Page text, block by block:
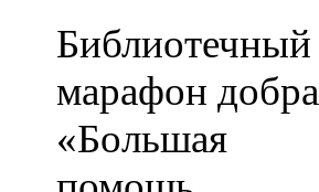
Библиотечный
марафон добра
«Большая